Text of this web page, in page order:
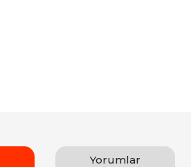
Yorumlar